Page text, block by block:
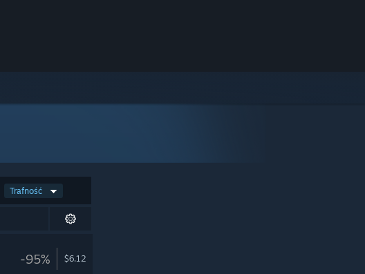
Trafność
-95% $6.12